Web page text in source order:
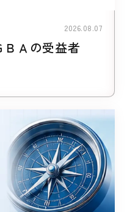
2026.08.07
ＢＡの受益者